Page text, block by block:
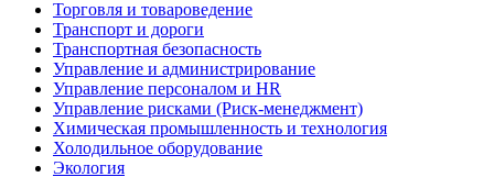
Торговля и товароведение
Транспорт и дороги
Транспортная безопасность
Управление и администрирование
Управление персоналом и HR
Управление рисками (Риск-менеджмент)
Химическая промышленность и технология
Холодильное оборудование
Экология